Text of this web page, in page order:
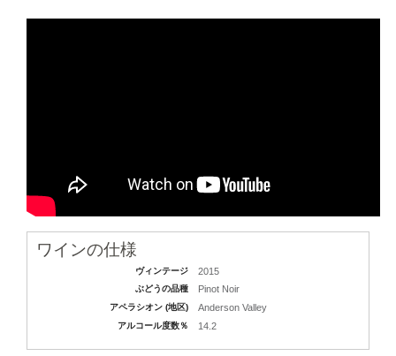
ワインの仕様
ヴィンテージ 2015
ぶどうの品種 Pinot Noir
アペラシオン (地区) Anderson Valley
アルコール度数％ 14.2